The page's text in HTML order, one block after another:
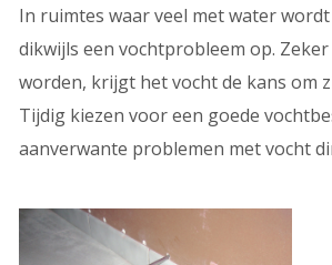
In ruimtes waar veel met water
dikwijls een vochtprobleem op.
worden, krijgt het vocht de kans om
Tijdig kiezen voor een goede
aanverwante problemen met vocht